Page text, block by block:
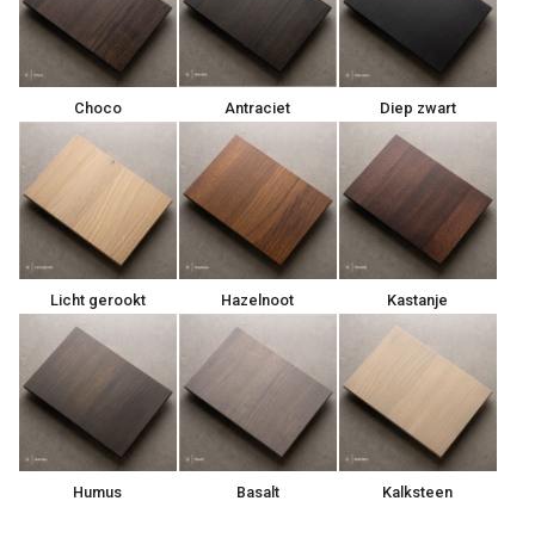
Choco Antraciet Diep zwart
Licht gerookt Hazelnoot Kastanje
Humus Basalt Kalksteen